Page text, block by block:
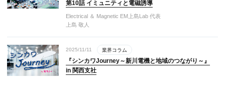
第10話 イミュニティと電磁誘導
Electrical ＆ Magnetic EM上島Lab 代表
上島 敬人
2025/11/11 業界コラム
『シンカワJourney～新川電機と地域のつながり～』
in 関西支社